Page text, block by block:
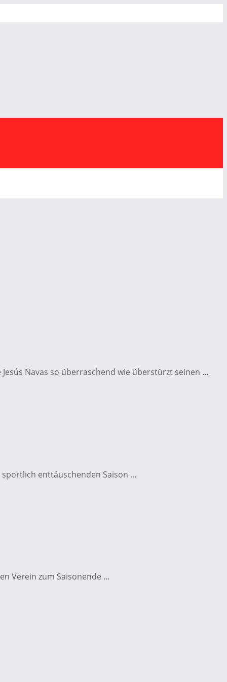
Navas so überraschend wie überstürzt seinen ...
enttäuschenden Saison ...
Verein zum Saisonende ...